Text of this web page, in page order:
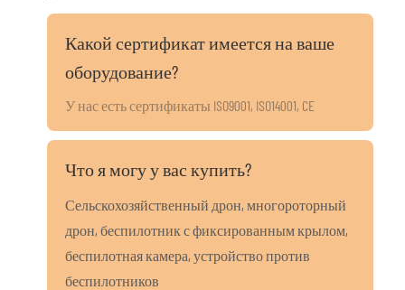
Какой сертификат имеется на ваше
оборудование?
У нас есть сертификаты ISO9001, ISO14001, CE
Что я могу у вас купить?
Сельскохозяйственный дрон, многороторный
дрон, беспилотник с фиксированным крылом,
беспилотная камера, устройство против
беспилотников